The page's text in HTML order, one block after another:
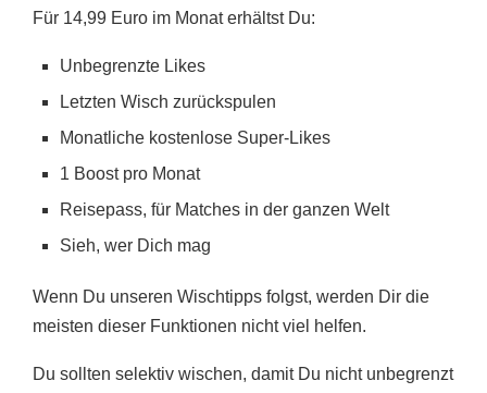
Für 14,99 Euro im Monat erhältst Du:
Unbegrenzte Likes
Letzten Wisch zurückspulen
Monatliche kostenlose Super-Likes
1 Boost pro Monat
Reisepass, für Matches in der ganzen Welt
Sieh, wer Dich mag
Wenn Du unseren Wischtipps folgst, werden Dir die
meisten dieser Funktionen nicht viel helfen.
Du sollten selektiv wischen, damit Du nicht unbegrenzt